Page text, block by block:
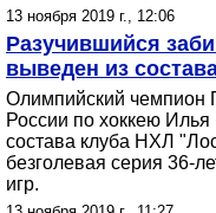
13 ноября 2019 г., 12:06
Разучившийся
выведен из
Олимпийский чемпион
России по хоккею Илья
состава клуба НХЛ
безголевая серия 36-
игр.